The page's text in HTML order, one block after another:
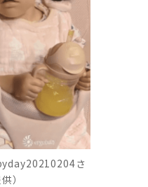
さ
）